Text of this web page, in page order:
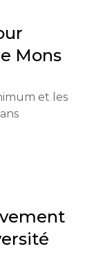
sont
d'études
: Une
Mons
et les